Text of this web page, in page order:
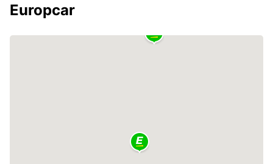
Europcar